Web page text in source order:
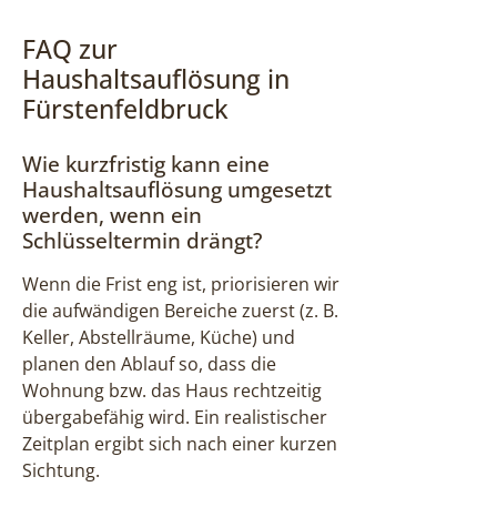
FAQ zur
Haushaltsauflösung in
Fürstenfeldbruck
Wie kurzfristig kann eine
Haushaltsauflösung umgesetzt
werden, wenn ein
Schlüsseltermin drängt?
Wenn die Frist eng ist, priorisieren wir
die aufwändigen Bereiche zuerst (z. B.
Keller, Abstellräume, Küche) und
planen den Ablauf so, dass die
Wohnung bzw. das Haus rechtzeitig
übergabefähig wird. Ein realistischer
Zeitplan ergibt sich nach einer kurzen
Sichtung.